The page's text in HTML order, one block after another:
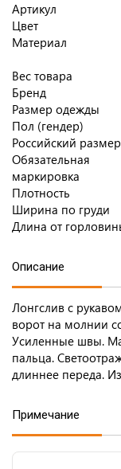
Артикул
Цвет
Материал
Вес товара
Бренд
Размер одежды
Пол (гендер)
Российский размер
Обязательная
маркировка
Плотность
Ширина по груди
Длина от
Описание
Лонгслив с
ворот на молнии
Усиленные швы.
пальца.
длиннее переда.
Примечание